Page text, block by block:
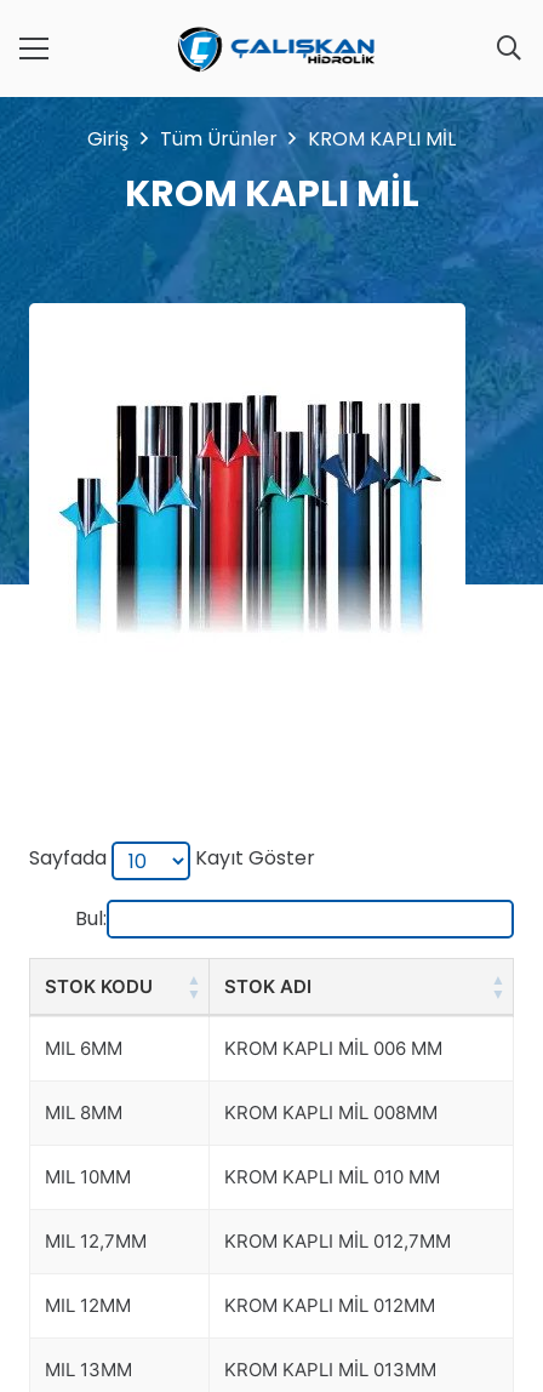
Giriş Tüm Ürünler KROM KAPLI MİL
KROM KAPLI MİL
Sayfada Kayıt Göster
Bul:
STOK KODU
STOK ADI
MIL 6MM
KROM KAPLI MİL 006 MM
MIL 8MM KROM KAPLI MİL 008MM
MIL 10MM KROM KAPLI MİL 010 MM
MIL 12,7MM KROM KAPLI MİL 012,7MM
MIL 12MM KROM KAPLI MİL 012MM
MIL 13MM KROM KAPLI MİL 013MM